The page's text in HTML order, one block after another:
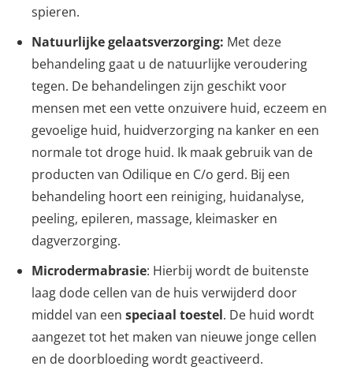
spieren.
Natuurlijke gelaatsverzorging: Met deze
behandeling gaat u de natuurlijke veroudering
tegen. De behandelingen zijn geschikt voor
mensen met een vette onzuivere huid, eczeem en
gevoelige huid, huidverzorging na kanker en een
normale tot droge huid. Ik maak gebruik van de
producten van Odilique en C/o gerd. Bij een
behandeling hoort een reiniging, huidanalyse,
peeling, epileren, massage, kleimasker en
dagverzorging.
Microdermabrasie: Hierbij wordt de buitenste
laag dode cellen van de huis verwijderd door
middel van een speciaal toestel. De huid wordt
aangezet tot het maken van nieuwe jonge cellen
en de doorbloeding wordt geactiveerd.